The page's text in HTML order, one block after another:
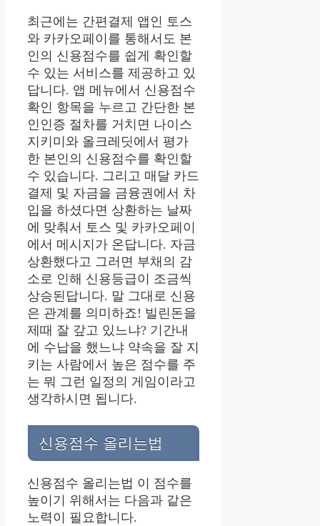
최근에는 간편결제 앱인 토스
와 카카오페이를 통해서도 본
인의 신용점수를 쉽게 확인할
수 있는 서비스를 제공하고 있
답니다. 앱 메뉴에서 신용점수
확인 항목을 누르고 간단한 본
인인증 절차를 거치면 나이스
지키미와 올크레딧에서 평가
한 본인의 신용점수를 확인할
수 있습니다. 그리고 매달 카드
결제 및 자금을 금융권에서 차
입을 하셨다면 상환하는 날짜
에 맞춰서 토스 및 카카오페이
에서 메시지가 온답니다. 자금
상환했다고 그러면 부채의 감
소로 인해 신용등급이 조금씩
상승된답니다. 말 그대로 신용
은 관계를 의미하죠! 빌린돈을
제때 잘 갚고 있느냐? 기간내
에 수납을 했느냐 약속을 잘 지
키는 사람에서 높은 점수를 주
는 뭐 그런 일정의 게임이라고
생각하시면 됩니다.
신용점수 올리는법
신용점수 올리는법 이 점수를
높이기 위해서는 다음과 같은
노력이 필요합니다.